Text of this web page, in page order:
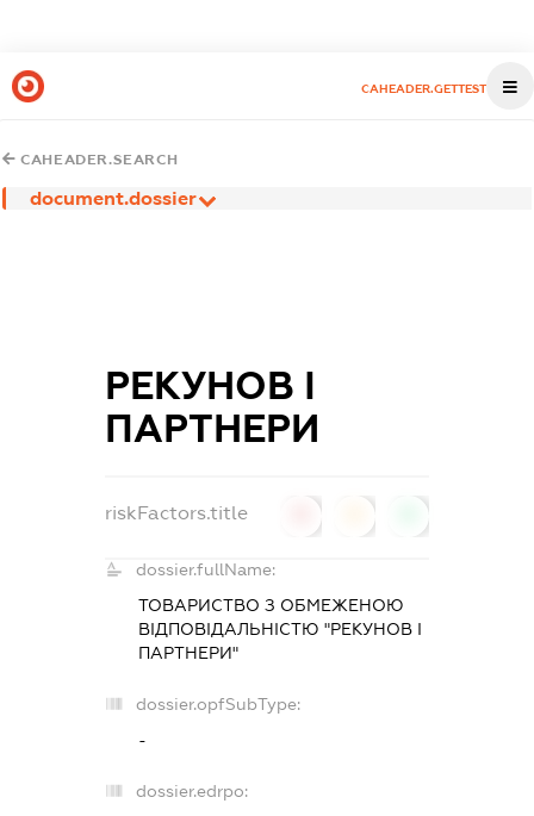
CAHEADER.GETTEST
CAHEADER.SEARCH
document.dossier
РЕКУНОВ І
ПАРТНЕРИ
riskFactors.title
dossier.fullName:
ТОВАРИСТВО З ОБМЕЖЕНОЮ
ВІДПОВІДАЛЬНІСТЮ "РЕКУНОВ І
ПАРТНЕРИ"
dossier.opfSubType:
-
dossier.edrpo: